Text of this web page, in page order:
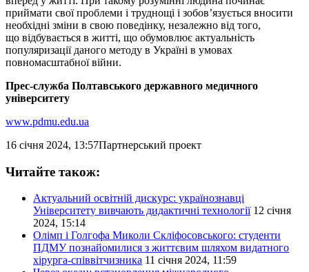
приймати свої проблеми і труднощі і зобов’язується вносити
необхідні зміни в свою поведінку, незалежно від того,
що відбувається в житті, що обумовлює актуальність
популяризації даного методу в Україні в умовах
повномасштабної війни.
Прес-служба Полтавського державного медичного
університету
www.pdmu.edu.ua
16 січня 2024, 13:57Партнерський проект
Читайте також:
Актуальний освітній дискурс: українознавці
Університету вивчають дидактичні технології 12 січня
2024, 15:14
Олімп і Голгофа Миколи Скліфосовського: студенти
ПДМУ познайомилися з життєвим шляхом видатного
хірурга-співвітчизника 11 січня 2024, 11:59